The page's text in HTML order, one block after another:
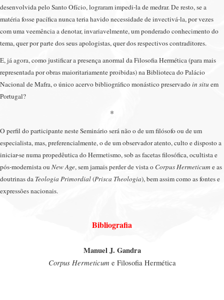
desenvolvida pelo Santo Ofício, lograram impedi-la de medrar. De resto, se a
matéria fosse pacífica nunca teria havido necessidade de invectivá-la, por vezes
com uma veemência a denotar, invariavelmente, um ponderado conhecimento do
tema, quer por parte dos seus apologistas, quer dos respectivos contraditores.
E, já agora, como justificar a presença anormal da Filosofia Hermética (para mais
representada por obras maioritariamente proibidas) na Biblioteca do Palácio
Nacional de Mafra, o único acervo bibliográfico monástico preservadoin situ em
Portugal?
*
O perfil do participante neste Seminário será não o de um filósofo ou de um
especialista, mas, preferencialmente, o de um observador atento, culto e disposto a
iniciar-se numa propedêutica do Hermetismo, sob as facetas filosófica, ocultista e
pós-modernista ou New Age, sem jamais perder de vista o Corpus Hermeticum e as
doutrinas da Teologia Primordial(Prisca Theologia), bem assim como as fontes e
expressões nacionais.
Bibliografia
Manuel J. Gandra
Corpus Hermeticum e Filosofia Hermética